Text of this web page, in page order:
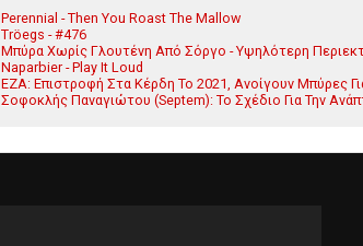
Perennial - Then You Roast The Mallow
Tröegs - #476
Μπύρα Χωρίς Γλουτένη Από Σόργο - Υψηλότερη
Naparbier - Play It Loud
ΕΖΑ: Επιστροφή Στα Κέρδη Το 2021, Ανοίγουν Μπύρες
Σοφοκλής Παναγιώτου (Septem): Το Σχέδιο Για Την